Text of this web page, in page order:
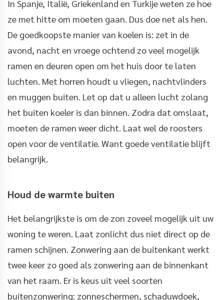
In Spanje, Italië, Griekenland en Turkije weten ze hoe
ze met hitte om moeten gaan. Dus doe net als hen.
De goedkoopste manier van koelen is: zet in de
avond, nacht en vroege ochtend zo veel mogelijk
ramen en deuren open om het huis door te laten
luchten. Met horren houdt u vliegen, nachtvlinders
en muggen buiten. Let op dat u alleen lucht zolang
het buiten koeler is dan binnen. Zodra dat omslaat,
moeten de ramen weer dicht. Laat wel de roosters
open voor de ventilatie. Want goede ventilatie blijft
belangrijk.
Houd de warmte buiten
Het belangrijkste is om de zon zoveel mogelijk uit uw
woning te weren. Laat zonlicht dus niet direct op de
ramen schijnen. Zonwering aan de buitenkant werkt
twee keer zo goed als zonwering aan de binnenkant
van het raam. Er is keus uit veel soorten
buitenzonwering: zonneschermen, schaduwdoek,